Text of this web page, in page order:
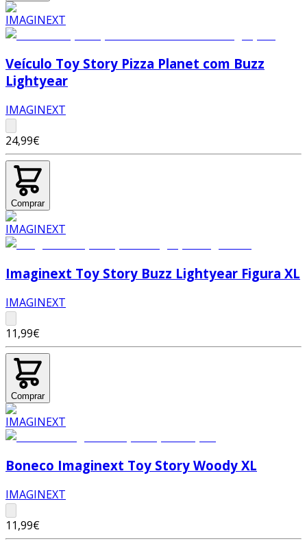
Veículo Toy Story Pizza Planet com Buzz
Lightyear
IMAGINEXT
24,99€
Comprar
Imaginext Toy Story Buzz Lightyear Figura XL
IMAGINEXT
11,99€
Comprar
Boneco Imaginext Toy Story Woody XL
IMAGINEXT
11,99€